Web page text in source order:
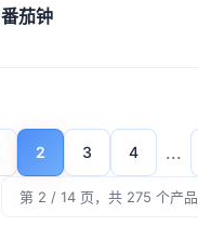
茄钟
2 3 4 ...
第 2 / 14 页，共 275 个产品